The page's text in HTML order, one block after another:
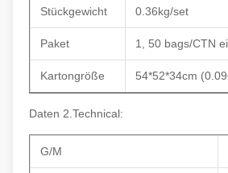
Stückgewicht 0.36kg/set
Paket 1, 50 bags/CTN
Kartongröße 54*52*34cm
Daten 2.Technical:
G/M